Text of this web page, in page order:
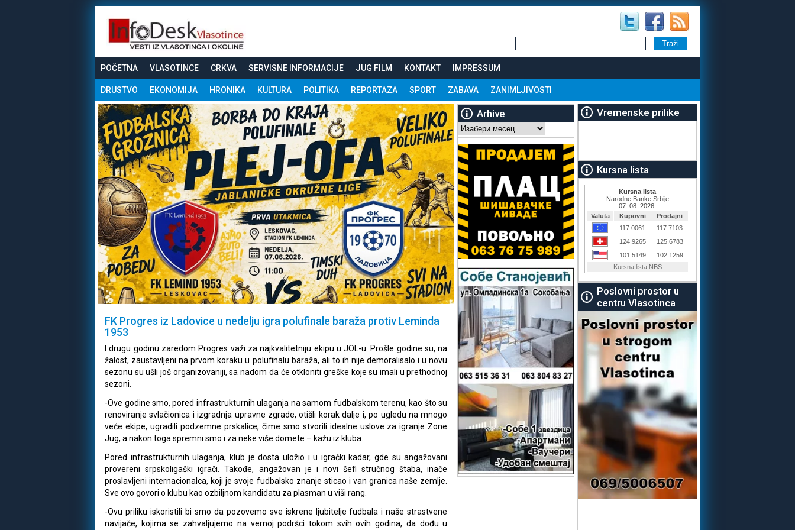
POČETNA VLASOTINCE CRKVA SERVISNE INFORMACIJE JUG FILM KONTAKT IMPRESSUM
DRUSTVO EKONOMIJA HRONIKA KULTURA POLITIKA REPORTAZA SPORT ZABAVA ZANIMLJIVOSTI
FK Progres iz Ladovice u nedelju igra polufinale baraža protiv Leminda
1953
I drugu godinu zaredom Progres važi za najkvalitetniju ekipu u JOL-u. Prošle godine su, na
žalost, zaustavljeni na prvom koraku u polufinalu baraža, ali to ih nije demoralisalo i u novu
sezonu su ušli još organizovaniji, sa nadom da će otkloniti greške koje su imali u prethodnoj
sezoni.
-Ove godine smo, pored infrastrukturnih ulaganja na samom fudbalskom terenu, kao što su
renoviranje svlačionica i izgradnja upravne zgrade, otišli korak dalje i, po ugledu na mnogo
veće ekipe, ugradili podzemne prskalice, čime smo stvorili idealne uslove za igranje Zone
Jug, a nakon toga spremni smo i za neke više domete – kažu iz kluba.
Pored infrastrukturnih ulaganja, klub je dosta uložio i u igrački kadar, gde su angažovani
provereni srpskoligaški igrači. Takođe, angažovan je i novi šefi stručnog štaba, inače
proslavljeni internacionalca, koji je svoje fudbalsko znanje sticao i van granica naše zemlje.
Sve ovo govori o klubu kao ozbiljnom kandidatu za plasman u viši rang.
-Ovu priliku iskoristili bi smo da pozovemo sve iskrene ljubitelje fudbala i naše strastvene
navijače, kojima se zahvaljujemo na vernoj podršci tokom svih ovih godina, da dođu u
Arhive
Arhive
Vremenske prilike
Kursna lista
Poslovni prostor u
centru Vlasotinca